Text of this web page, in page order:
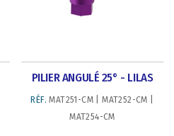
PILIER ANGULÉ 25° - LILAS
RÉF. MAT251-CM | MAT252-CM |
MAT254-CM